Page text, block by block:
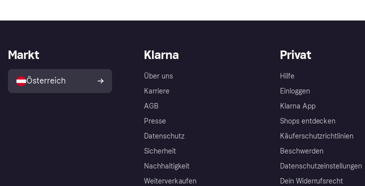
Klarna
Über uns
Karriere
AGB
Presse
Datenschutz
Sicherheit
Nachhaltigkeit
Weiterverkaufen
Privat
Hilfe
Einloggen
Klarna App
Shops entdecken
Käuferschutzrichtlinien
Beschwerden
Datenschutzeinstellungen
Dein Widerrufsrecht
Markt
Österreich